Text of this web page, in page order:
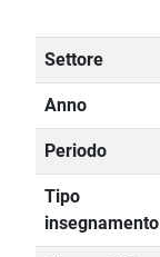
Settore
Anno
Periodo
Tipo
insegnamento